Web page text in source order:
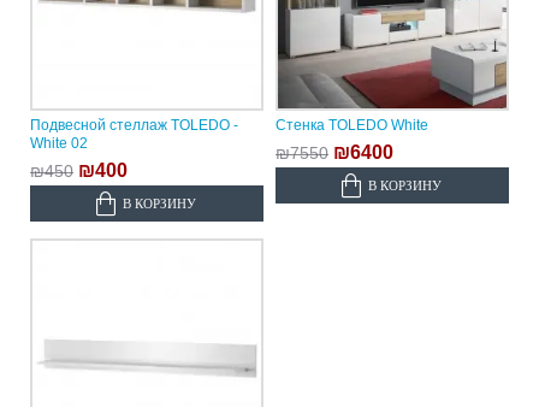
Подвесной стеллаж TOLEDO -
White 02
₪450 ₪400
В КОРЗИНУ
Стенка TOLEDO White
₪7550 ₪6400
В КОРЗИНУ